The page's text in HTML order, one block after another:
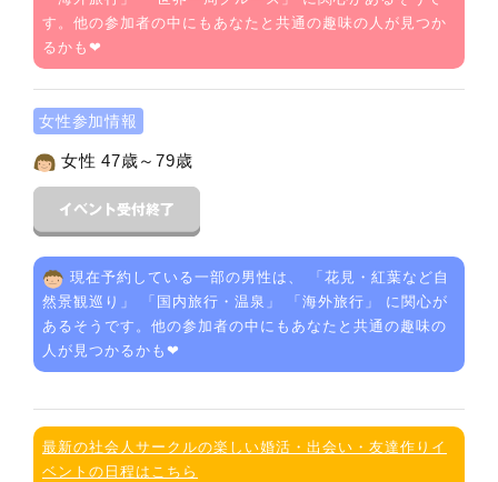
す。他の参加者の中にもあなたと共通の趣味の人が見つか
るかも❤
女性参加情報
女性 47歳～79歳
現在予約している一部の男性は、 「 花見・紅葉など自
然景観巡り 」 「 国内旅行・温泉 」 「 海外旅行 」 に関心が
あるそうです。他の参加者の中にもあなたと共通の趣味の
人が見つかるかも❤
最新の社会人サークルの楽しい婚活・出会い・友達作りイ
ベントの日程はこちら